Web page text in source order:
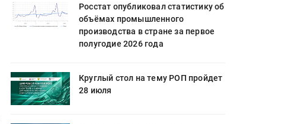
Росстат опубликовал статистику об
объёмах промышленного
производства в стране за первое
полугодие 2026 года
Круглый стол на тему РОП пройдет
28 июля